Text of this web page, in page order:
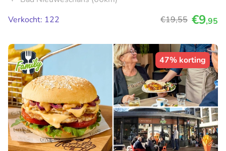
Verkocht: 122
€19,55 €9,95
47% korting